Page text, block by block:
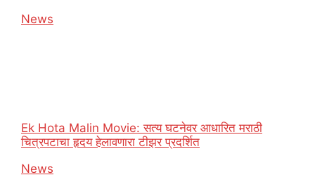
In relation to
News
Ek Hota Malin Movie: सत्य घटनेवर आधारित मराठी
चित्रपटाचा हृदय हेलावणारा टीझर प्रदर्शित
In relation to
News